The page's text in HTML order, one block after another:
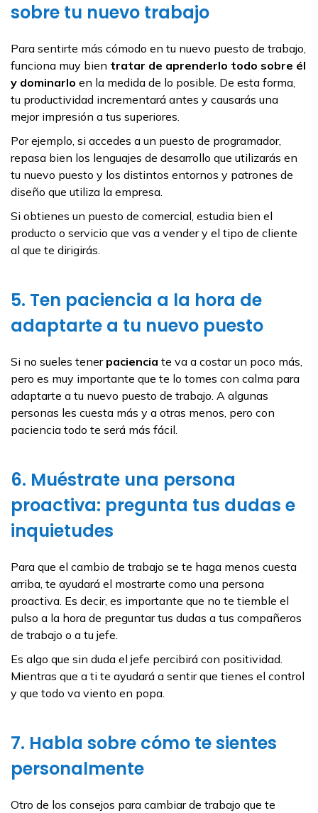
sobre tu nuevo trabajo
Para sentirte más cómodo en tu nuevo puesto de trabajo,
funciona muy bien tratar de aprenderlo todo sobre él
y dominarlo en la medida de lo posible. De esta forma,
tu productividad incrementará antes y causarás una
mejor impresión a tus superiores.
Por ejemplo, si accedes a un puesto de programador,
repasa bien los lenguajes de desarrollo que utilizarás en
tu nuevo puesto y los distintos entornos y patrones de
diseño que utiliza la empresa.
Si obtienes un puesto de comercial, estudia bien el
producto o servicio que vas a vender y el tipo de cliente
al que te dirigirás.
5. Ten paciencia a la hora de
adaptarte a tu nuevo puesto
Si no sueles tener paciencia te va a costar un poco más,
pero es muy importante que te lo tomes con calma para
adaptarte a tu nuevo puesto de trabajo. A algunas
personas les cuesta más y a otras menos, pero con
paciencia todo te será más fácil.
6. Muéstrate una persona
proactiva: pregunta tus dudas e
inquietudes
Para que el cambio de trabajo se te haga menos cuesta
arriba, te ayudará el mostrarte como una persona
proactiva. Es decir, es importante que no te tiemble el
pulso a la hora de preguntar tus dudas a tus compañeros
de trabajo o a tu jefe.
Es algo que sin duda el jefe percibirá con positividad.
Mientras que a ti te ayudará a sentir que tienes el control
y que todo va viento en popa.
7. Habla sobre cómo te sientes
personalmente
Otro de los consejos para cambiar de trabajo que te